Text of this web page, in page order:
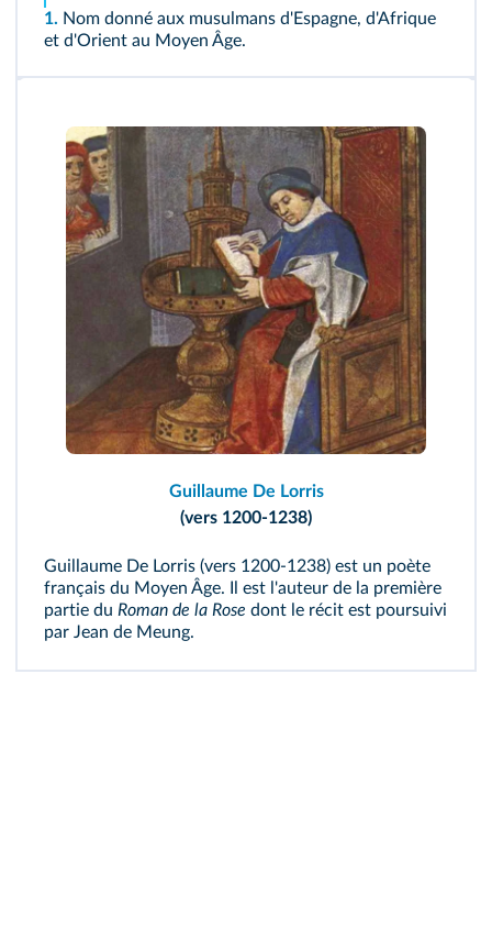
1. Nom donné aux musulmans d'Espagne, d'Afrique
et d'Orient au Moyen Âge.
Guillaume De Lorris
(vers 1200-1238)
Guillaume De Lorris (vers 1200-1238) est un poète
français du Moyen Âge. Il est l'auteur de la première
partie du Roman de la Rose dont le récit est poursuivi
par Jean de Meung.